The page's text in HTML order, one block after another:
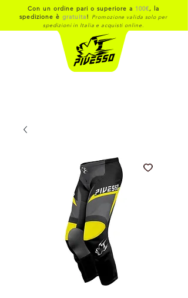
Con un ordine pari o superiore a 100€, la
spedizione ègratuita! Promozione valida solo per
spedizioni in Italia e acquisti online.